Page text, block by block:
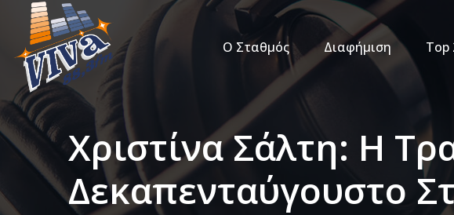
Ο Σταθμός Διαφήμιση Top
Χριστίνα Σάλτη: Η
Δεκαπενταύγουστο